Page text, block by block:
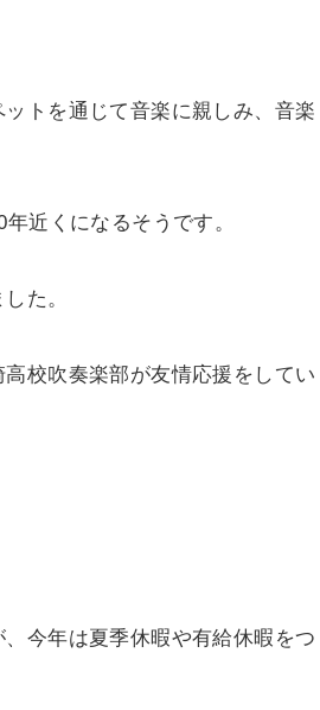
トを通じて音楽に親しみ、音楽
近くになるそうです。
た。
校吹奏楽部が友情応援をしてい
今年は夏季休暇や有給休暇をつ